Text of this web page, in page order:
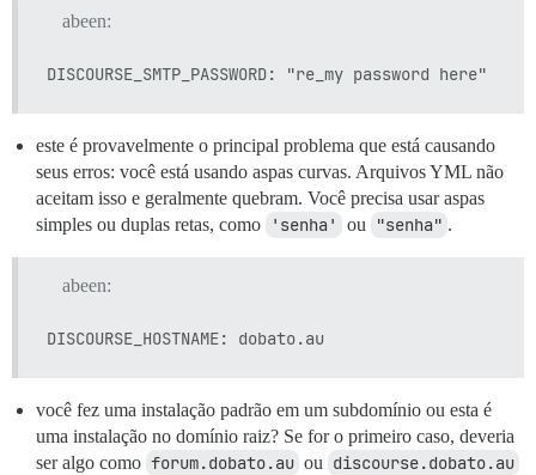
abeen:
este é provavelmente o principal problema que está causando
seus erros: você está usando aspas curvas. Arquivos YML não
aceitam isso e geralmente quebram. Você precisa usar aspas
simples ou duplas retas, como
'senha' ou "senha" .
abeen:
você fez uma instalação padrão em um subdomínio ou esta é
uma instalação no domínio raiz? Se for o primeiro caso, deveria
ser algo como forum.dobato.au ou discourse.dobato.au